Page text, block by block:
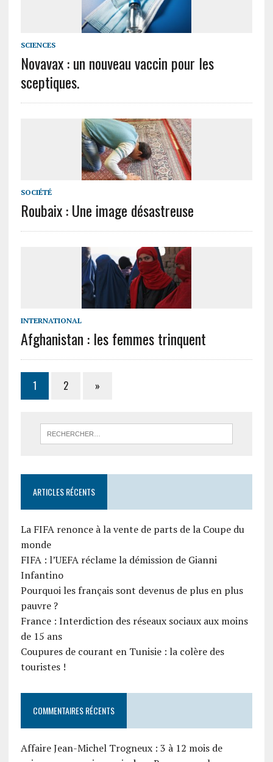
SCIENCES
Novavax : un nouveau vaccin pour les
sceptiques.
SOCIÉTÉ
Roubaix : Une image désastreuse
INTERNATIONAL
Afghanistan : les femmes trinquent
1 2 »
ARTICLES RÉCENTS
La FIFA renonce à la vente de parts de la Coupe du
monde
FIFA : l’UEFA réclame la démission de Gianni
Infantino
Pourquoi les français sont devenus de plus en plus
pauvre ?
France : Interdiction des réseaux sociaux aux moins
de 15 ans
Coupures de courant en Tunisie : la colère des
touristes !
COMMENTAIRES RÉCENTS
Affaire Jean-Michel Trogneux : 3 à 12 mois de